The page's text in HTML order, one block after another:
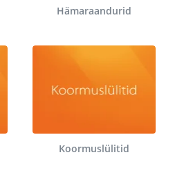
Hämaraandurid
Koormuslülitid